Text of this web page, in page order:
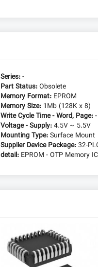
Series:-
Part Status:Obsolete
Memory Format: EPROM
Memory Size: 1Mb (128K x 8)
Write Cycle Time - Word, Page:-
Voltage - Supply:4.5V ~ 5.5V
Mounting Type:Surface Mount
Supplier Device Package:32-
detail: EPROM - OTP Memory